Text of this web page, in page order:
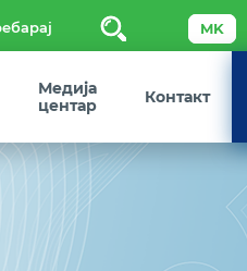
Пребарај
Медија
центар
Контакт